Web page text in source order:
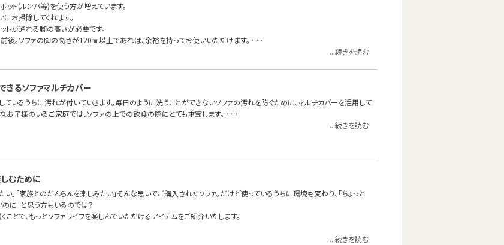
ト(ルンバ等)を使う方が増えています。
お掃除してくれます。
トが通れる脚の高さが必要です。
後。ソファの脚の高さが120㎜以上であれば、余裕を持ってお使いいただけます。 ……
...続きを読む
きるソファマルチカバー
ているうちに汚れが付いていきます。毎日のように洗うことができないソファの汚れを防ぐために、マルチカバーを活用して
お子様のいるご家庭では、ソファの上での飲食の際にとても重宝します。……
...続きを読む
むために
い」「家族とのだんらんを楽しみたい」そんな思いでご購入されたソファ。だけど使っているうちに環境も変わり、「ちょっと
のに」と思う方もいるのでは？
ことで、もっとソファライフを楽しんでいただけるアイテムをご紹介いたします。
...続きを読む